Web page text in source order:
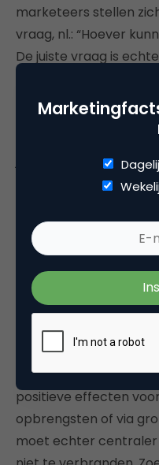
marketeers stellen
vraag, nl.: “Hoever
De juiste vraag is
gaan?” Het
van de consument.
Data zijn goud waard,
juiste manier worden
als ze op een creepy
aan deze grens.
rol voorzien voor
krachtige inzichten
impact bij de klant. In
één ding centraal
ervaring te
positieve effecten
opbrengsten of via
moet echter